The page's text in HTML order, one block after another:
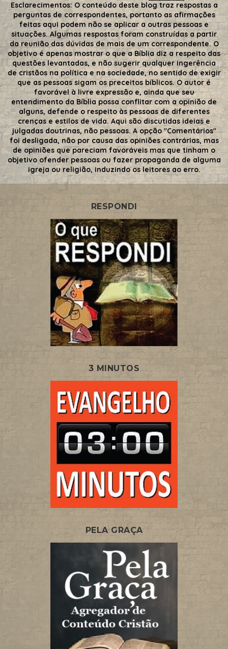
Esclarecimentos:O conteúdo deste blog traz respostas a
perguntas de correspondentes, portanto as afirmações
feitas aqui podem não se aplicar a outras pessoas e
situações. Algumas respostas foram construídas a partir
da reunião das dúvidas de mais de um correspondente. O
objetivo é apenas mostrar o que a Bíblia diz a respeito das
questões levantadas, e não sugerir qualquer ingerência
de cristãos na política e na sociedade, no sentido de exigir
que as pessoas sigam os preceitos bíblicos. O autor é
favorável à livre expressão e, ainda que seu
entendimento da Bíblia possa conflitar com a opinião de
alguns, defende o respeito às pessoas de diferentes
crenças e estilos de vida. Aqui são discutidas ideias e
julgadas doutrinas, não pessoas. A opção "Comentários"
foi desligada, não por causa das opiniões contrárias, mas
de opiniões que pareciam favoráveis mas que tinham o
objetivo ofender pessoas ou fazer propaganda de alguma
igreja ou religião, induzindo os leitores ao erro.
RESPONDI
3 MINUTOS
PELA GRAÇA